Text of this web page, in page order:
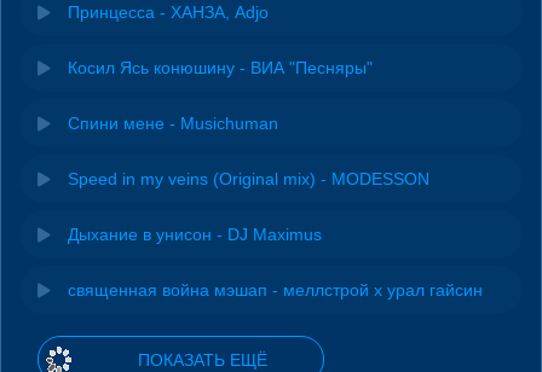
Принцесса - ХАНЗА, Adjo
Косил Ясь конюшину - ВИА "Песняры"
Спини мене - Musichuman
Speed in my veins (Original mix) - MODESSON
Дыхание в унисон - DJ Maximus
священная война мэшап - меллстрой х урал гайсин
ПОКАЗАТЬ ЕЩЁ